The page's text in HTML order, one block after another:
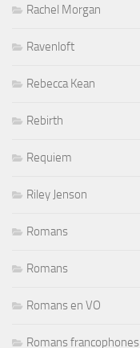
Rachel Morgan
Ravenloft
Rebecca Kean
Rebirth
Requiem
Riley Jenson
Romans
Romans
Romans en VO
Romans francophones